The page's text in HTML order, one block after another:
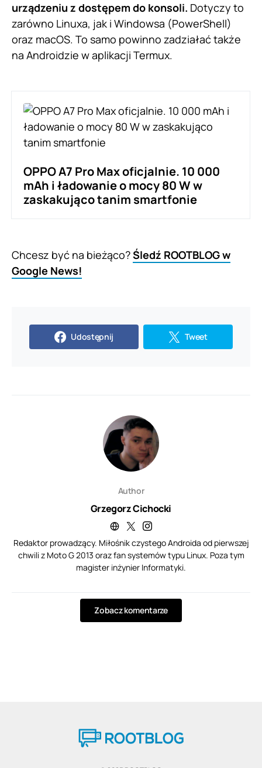
urządzeniu z dostępem do konsoli. Dotyczy to
zarówno Linuxa, jak i Windowsa (PowerShell)
oraz macOS. To samo powinno zadziałać także
na Androidzie w aplikacji Termux.
OPPO A7 Pro Max oficjalnie. 10 000
mAh i ładowanie o mocy 80 W w
zaskakująco tanim smartfonie
Chcesz być na bieżąco?Śledź ROOTBLOG w
Google News!
Udostępnij Tweet
Author
Grzegorz Cichocki
Redaktor prowadzący. Miłośnik czystego Androida od pierwszej
chwili z Moto G 2013 oraz fan systemów typu Linux. Poza tym
magister inżynier Informatyki.
Zobacz komentarze